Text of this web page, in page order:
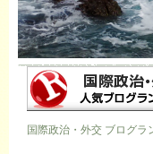
国際政治・外交 ブログラ